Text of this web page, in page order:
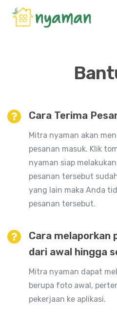
Cara Terima
Mitra nyaman akan
pesanan masuk. Klik
nyaman siap
pesanan tersebut
yang lain maka Anda
pesanan tersebut.
Cara melaporkan
dari awal hingga
Mitra nyaman dapat
berupa foto awal,
pekerjaan ke aplikasi.